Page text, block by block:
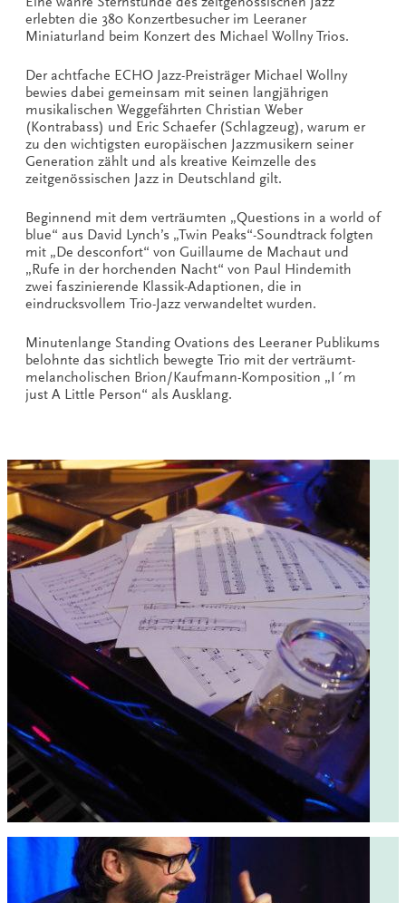
erlebten die 380 Konzertbesucher im Leeraner
Miniaturland beim Konzert des Michael Wollny Trios.
Der achtfache ECHO Jazz-Preisträger Michael Wollny
bewies dabei gemeinsam mit seinen langjährigen
musikalischen Weggefährten Christian Weber
(Kontrabass) und Eric Schaefer (Schlagzeug), warum er
zu den wichtigsten europäischen Jazzmusikern seiner
Generation zählt und als kreative Keimzelle des
zeitgenössischen Jazz in Deutschland gilt.
Beginnend mit dem verträumten „Questions in a world of
blue“ aus David Lynch’s „Twin Peaks“-Soundtrack folgten
mit „De desconfort“ von Guillaume de Machaut und
„Rufe in der horchenden Nacht“ von Paul Hindemith
zwei faszinierende Klassik-Adaptionen, die in
eindrucksvollem Trio-Jazz verwandeltet wurden.
Minutenlange Standing Ovations des Leeraner Publikums
belohnte das sichtlich bewegte Trio mit der verträumt-
melancholischen Brion/Kaufmann-Komposition „I´m
just A Little Person“ als Ausklang.